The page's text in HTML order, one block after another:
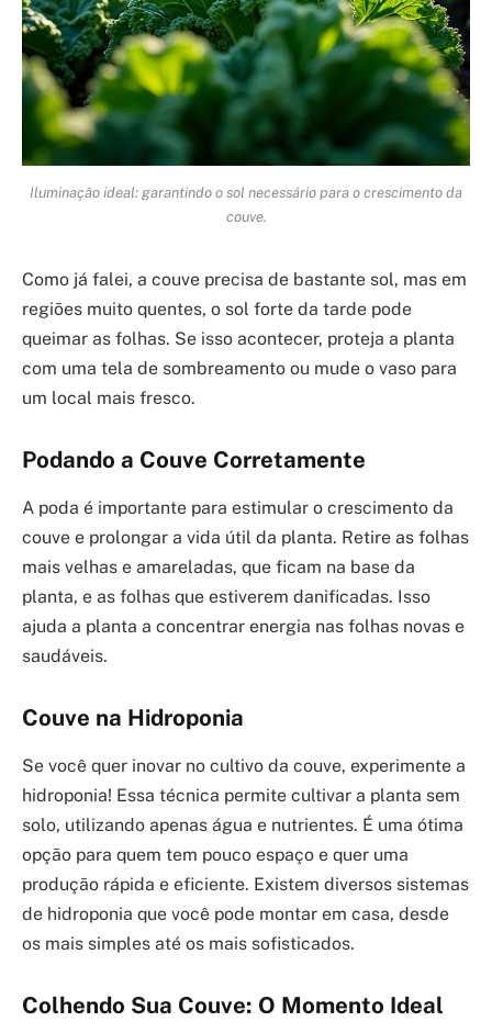
Iluminação ideal: garantindo o sol necessário para o crescimento da
couve.
Como já falei, a couve precisa de bastante sol, mas em
regiões muito quentes, o sol forte da tarde pode
queimar as folhas. Se isso acontecer, proteja a planta
com uma tela de sombreamento ou mude o vaso para
um local mais fresco.
Podando a Couve Corretamente
A poda é importante para estimular o crescimento da
couve e prolongar a vida útil da planta. Retire as folhas
mais velhas e amareladas, que ficam na base da
planta, e as folhas que estiverem danificadas. Isso
ajuda a planta a concentrar energia nas folhas novas e
saudáveis.
Couve na Hidroponia
Se você quer inovar no cultivo da couve, experimente a
hidroponia! Essa técnica permite cultivar a planta sem
solo, utilizando apenas água e nutrientes. É uma ótima
opção para quem tem pouco espaço e quer uma
produção rápida e eficiente. Existem diversos sistemas
de hidroponia que você pode montar em casa, desde
os mais simples até os mais sofisticados.
Colhendo Sua Couve: O Momento Ideal